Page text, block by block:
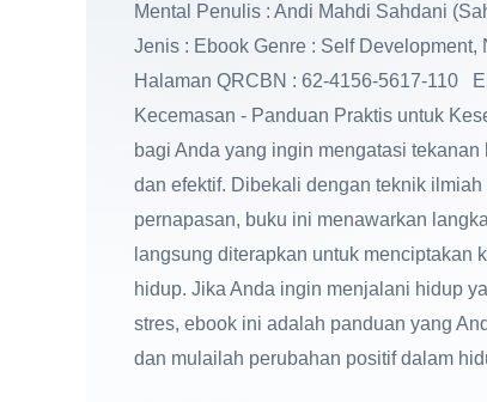
Mental Penulis : Andi Mahdi Sahdani
Jenis : Ebook Genre : Self
Halaman QRCBN : 62-4156-5617-110
Kecemasan - Panduan Praktis untuk
bagi Anda yang ingin mengatasi
dan efektif. Dibekali dengan teknik
pernapasan, buku ini menawarkan
langsung diterapkan untuk menciptakan
hidup. Jika Anda ingin menjalani hidup
stres, ebook ini adalah panduan yang
dan mulailah perubahan positif dalam